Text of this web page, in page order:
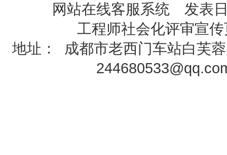
网站在线客服系统 发表
工程师社会化评审宣
地址：
成都市老西门车站白芙